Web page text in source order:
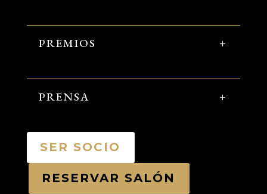
PREMIOS
PRENSA
SER SOCIO
RESERVAR SALÓN